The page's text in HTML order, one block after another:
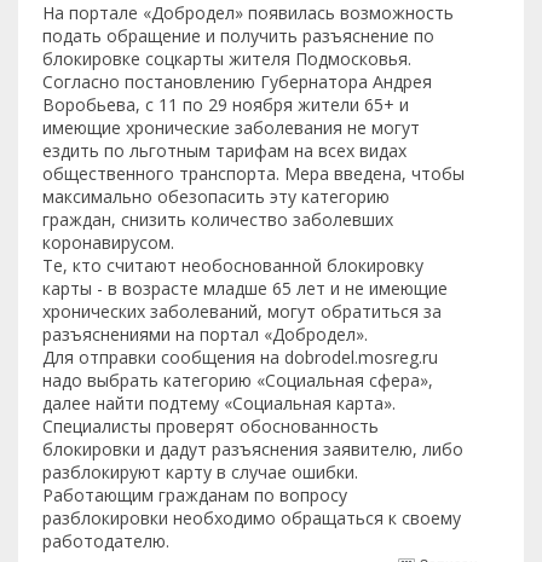
На портале «Добродел» появилась возможность
подать обращение и получить разъяснение по
блокировке соцкарты жителя Подмосковья.
Согласно постановлению Губернатора Андрея
Воробьева, с 11 по 29 ноября жители 65+ и
имеющие хронические заболевания не могут
ездить по льготным тарифам на всех видах
общественного транспорта. Мера введена, чтобы
максимально обезопасить эту категорию
граждан, снизить количество заболевших
коронавирусом.
Те, кто считают необоснованной блокировку
карты - в возрасте младше 65 лет и не имеющие
хронических заболеваний, могут обратиться за
разъяснениями на портал «Добродел».
Для отправки сообщения на dobrodel.mosreg.ru
надо выбрать категорию «Социальная сфера»,
далее найти подтему «Социальная карта».
Специалисты проверят обоснованность
блокировки и дадут разъяснения заявителю, либо
разблокируют карту в случае ошибки.
Работающим гражданам по вопросу
разблокировки необходимо обращаться к своему
работодателю.